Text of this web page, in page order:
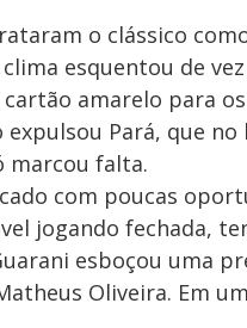
o clássico
esquentou de
amarelo para
Pará, que
marcou falta.
com poucas
jogando fechada,
esboçou uma
Oliveira. Em